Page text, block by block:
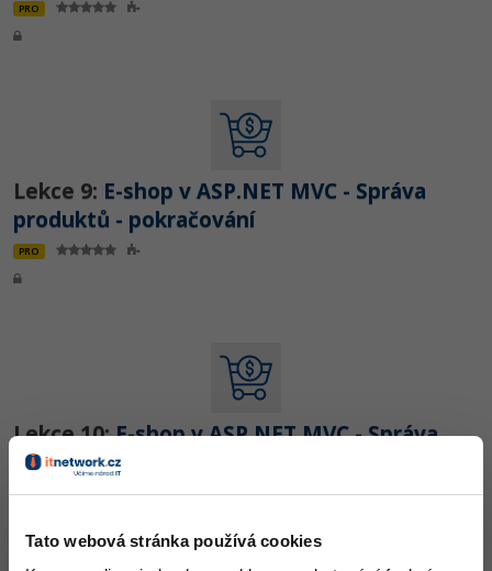
Tato webová stránka používá cookies
PRO
Lekce 9: E-shop v ASP.NET MVC - Správa
produktů - pokračování
PRO
Lekce 10:E-shop v ASP.NET MVC - Správa
produktů - Práce s obrázky
PRO